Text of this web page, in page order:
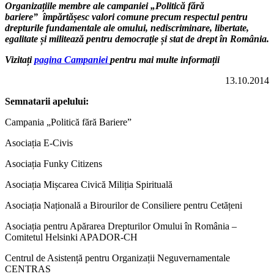
Organizațiile membre ale campaniei „Politică fără
bariere” împărtășesc valori comune precum respectul pentru
drepturile fundamentale ale omului, nediscriminare, libertate,
egalitate și militează pentru democrație și stat de drept în România.
Vizitațipagina Campanieipentru mai multe informații
13.10.2014
Semnatarii apelului:
Campania „Politică fără Bariere”
Asociația E-Civis
Asociația Funky Citizens
Asociația Mișcarea Civică Miliția Spirituală
Asociația Națională a Birourilor de Consiliere pentru Cetățeni
Asociația pentru Apărarea Drepturilor Omului în România –
Comitetul Helsinki APADOR-CH
Centrul de Asistență pentru Organizații Neguvernamentale
CENTRAS